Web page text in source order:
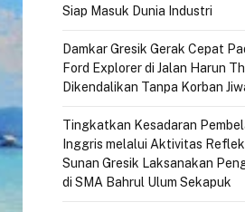
Siap Masuk Dunia Industri
Damkar Gresik Gerak Cepat
Ford Explorer di Jalan Harun
Dikendalikan Tanpa Korban
Tingkatkan Kesadaran
Inggris melalui Aktivitas
Sunan Gresik Laksanakan
di SMA Bahrul Ulum Sekapuk